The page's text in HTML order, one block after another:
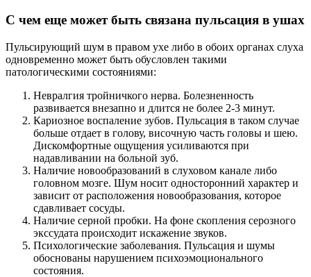
С чем еще может быть связана пульсация в ушах
Пульсирующий шум в правом ухе либо в обоих органах слуха
одновременно может быть обусловлен такими
патологическими состояниями:
Невралгия тройничкого нерва. Болезненность
развивается внезапно и длится не более 2-3 минут.
Кариозное воспаление зубов. Пульсация в таком случае
больше отдает в голову, височную часть головы и шею.
Дискомфортные ощущения усиливаются при
надавливании на больной зуб.
Наличие новообразований в слуховом канале либо
головном мозге. Шум носит односторонний характер и
зависит от расположения новообразования, которое
сдавливает сосуды.
Наличие серной пробки. На фоне скопления серозного
экссудата происходит искажение звуков.
Психологические заболевания. Пульсация и шумы
обоснованы нарушением психоэмоционального
состояния.